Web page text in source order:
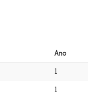
Ano
1
1